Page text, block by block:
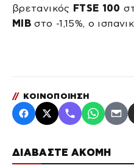
ΔΙΑΒΑΣΤΕ ΑΚΟΜΗ
βρετανικός FTSE 100
MIB στο -1,15%, ο
// ΚΟΙΝΟΠΟΙΗΣΗ